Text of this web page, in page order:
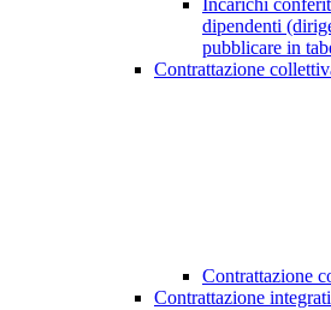
Incarichi
dipendenti
pubblicare in
Contrattazione
Contrattazione
Contrattazione